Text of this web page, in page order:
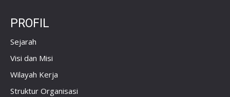
PROFIL
Sejarah
Visi dan Misi
Wilayah Kerja
Struktur Organisasi